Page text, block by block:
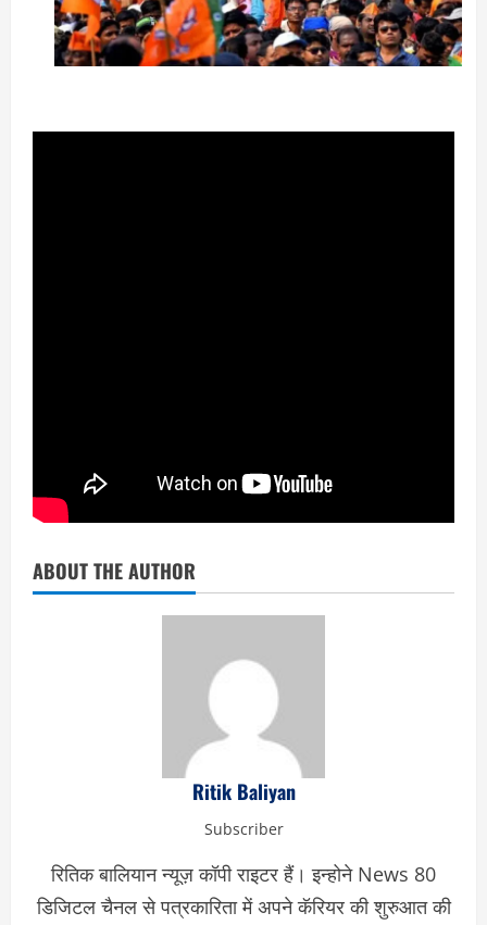
ABOUT THE AUTHOR
Ritik Baliyan
Subscriber
रितिक बालियान न्यूज़ कॉपी राइटर हैं। इन्होने News 80
डिजिटल चैनल से पत्रकारिता में अपने कॅरियर की शुरुआत की